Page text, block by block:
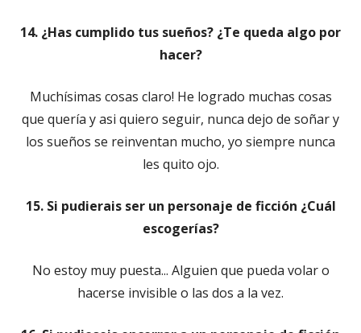
14. ¿Has cumplido tus sueños? ¿Te queda algo por
hacer?
Muchísimas cosas claro! He logrado muchas cosas
que quería y asi quiero seguir, nunca dejo de soñar y
los sueños se reinventan mucho, yo siempre nunca
les quito ojo.
15. Si pudierais ser un personaje de ficción ¿Cuál
escogerías?
No estoy muy puesta... Alguien que pueda volar o
hacerse invisible o las dos a la vez.